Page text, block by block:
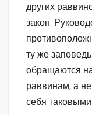
других
закон.
ту же
обращаются
раввинам, а
себя